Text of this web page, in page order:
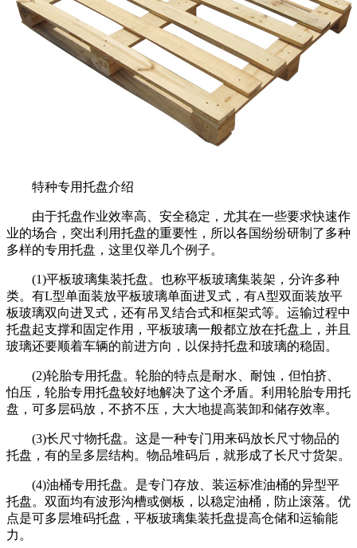
特种专用托盘介绍
由于托盘作业效率高、安全稳定，尤其在一些要求快速作
业的场合，突出利用托盘的重要性，所以各国纷纷研制了多种
多样的专用托盘，这里仅举几个例子。
(1)平板玻璃集装托盘。也称平板玻璃集装架，分许多种
类。有L型单面装放平板玻璃单面进叉式，有A型双面装放平
板玻璃双向进叉式，还有吊叉结合式和框架式等。运输过程中
托盘起支撑和固定作用，平板玻璃一般都立放在托盘上，并且
玻璃还要顺着车辆的前进方向，以保持托盘和玻璃的稳固。
(2)轮胎专用托盘。轮胎的特点是耐水、耐蚀，但怕挤、
怕压，轮胎专用托盘较好地解决了这个矛盾。利用轮胎专用托
盘，可多层码放，不挤不压，大大地提高装卸和储存效率。
(3)长尺寸物托盘。这是一种专门用来码放长尺寸物品的
托盘，有的呈多层结构。物品堆码后，就形成了长尺寸货架。
(4)油桶专用托盘。是专门存放、装运标准油桶的异型平
托盘。双面均有波形沟槽或侧板，以稳定油桶，防止滚落。优
点是可多层堆码托盘，平板玻璃集装托盘提高仓储和运输能
力。